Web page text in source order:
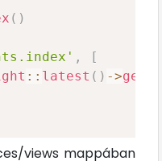
( )
,
[
:: latest ( ) ->get
views mappában